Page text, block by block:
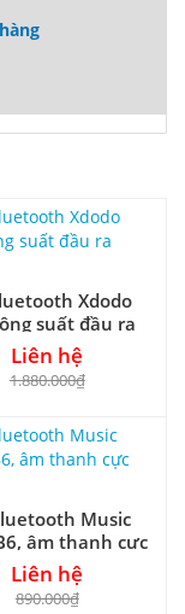
Xdodo
suất đầu ra
100W
Liên hệ
1.880.000₫
Music
âm thanh cực
trầm
Liên hệ
890.000₫